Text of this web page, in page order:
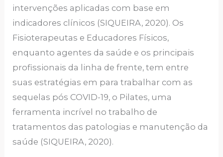
intervenções aplicadas com base em
indicadores clínicos (SIQUEIRA, 2020). Os
Fisioterapeutas e Educadores Físicos,
enquanto agentes da saúde e os principais
profissionais da linha de frente, tem entre
suas estratégias em para trabalhar com as
sequelas pós COVID-19, o Pilates, uma
ferramenta incrível no trabalho de
tratamentos das patologias e manutenção da
saúde (SIQUEIRA, 2020).